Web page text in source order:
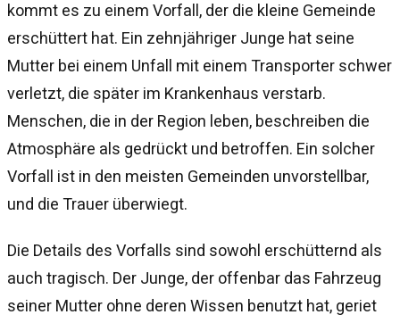
kommt es zu einem Vorfall, der die kleine Gemeinde
erschüttert hat. Ein zehnjähriger Junge hat seine
Mutter bei einem Unfall mit einem Transporter schwer
verletzt, die später im Krankenhaus verstarb.
Menschen, die in der Region leben, beschreiben die
Atmosphäre als gedrückt und betroffen. Ein solcher
Vorfall ist in den meisten Gemeinden unvorstellbar,
und die Trauer überwiegt.
Die Details des Vorfalls sind sowohl erschütternd als
auch tragisch. Der Junge, der offenbar das Fahrzeug
seiner Mutter ohne deren Wissen benutzt hat, geriet